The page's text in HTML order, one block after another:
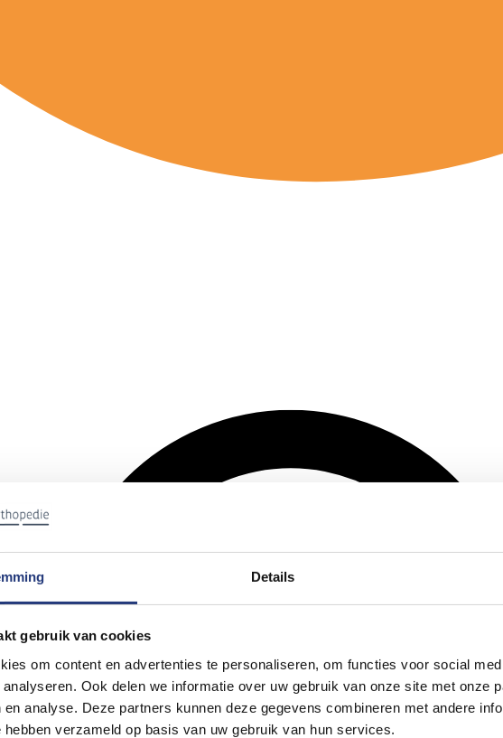
Details
gebruik van cookies
om content en advertenties te personaliseren, om functies voor social
Ook delen we informatie over uw gebruik van onze site met onze
en analyse. Deze partners kunnen deze gegevens combineren met andere
verzameld op basis van uw gebruik van hun services.